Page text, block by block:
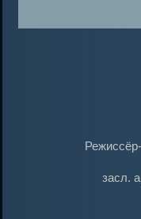
засл.